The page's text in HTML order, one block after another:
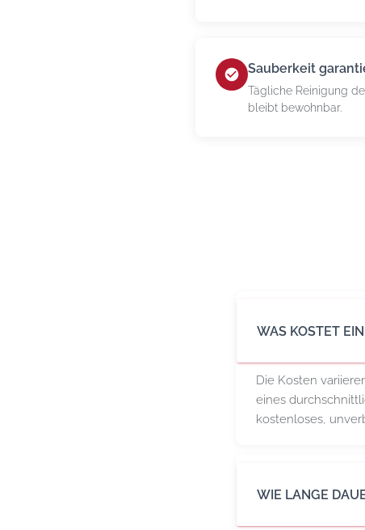
Sauberkeit
Tägliche Reinigung
bleibt bewohnbar.
WAS KOSTET
Die Kosten
eines
kostenloses,
WIE LANGE